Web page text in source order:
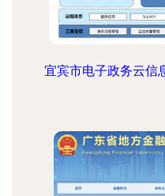
宜宾市电子政务云信